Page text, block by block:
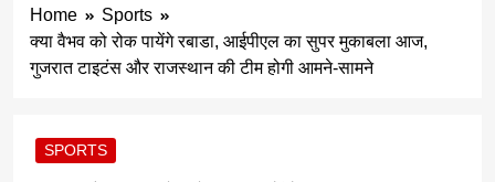
Home
Sports
क्या वैभव को रोक पायेंगे रबाडा, आईपीएल का सुपर मुकाबला आज,
गुजरात टाइटंस और राजस्थान की टीम होगी आमने-सामने
SPORTS